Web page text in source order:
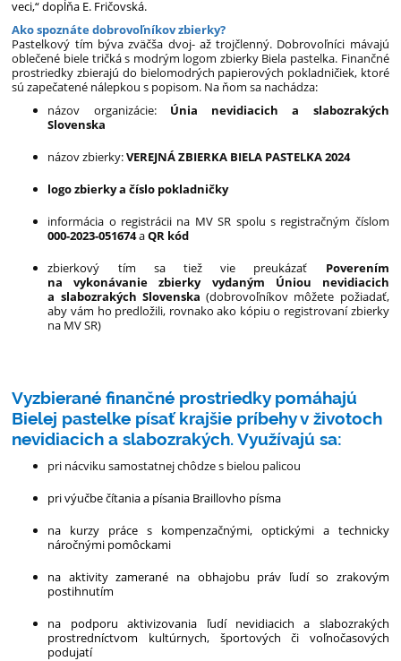
veci,“ dopĺňa E. Fričovská.
Ako spoznáte dobrovoľníkov zbierky?
Pastelkový tím býva zväčša dvoj- až trojčlenný. Dobrovoľníci mávajú
oblečené biele tričká s modrým logom zbierky Biela pastelka. Finančné
prostriedky zbierajú do bielomodrých papierových pokladničiek, ktoré
sú zapečatené nálepkou s popisom. Na ňom sa nachádza:
názov organizácie: Únia nevidiacich a slabozrakých
Slovenska
názov zbierky:VEREJNÁ ZBIERKA BIELA PASTELKA 2024
logo zbierky a číslo pokladničky
informácia o registrácii na MV SR spolu s registračným číslom
000-2023-051674aQR kód
zbierkový tím sa tiež vie preukázať Poverením
na vykonávanie zbierky vydaným Úniou nevidiacich
a slabozrakých Slovenska(dobrovoľníkov môžete požiadať,
aby vám ho predložili, rovnako ako kópiu o registrovaní zbierky
na MV SR)
Vyzbierané finančné prostriedky pomáhajú
Bielej pastelke písať krajšie príbehy v životoch
nevidiacich a slabozrakých. Využívajú sa:
pri nácviku samostatnej chôdze s bielou palicou
pri výučbe čítania a písania Braillovho písma
na kurzy práce s kompenzačnými, optickými a technicky
náročnými pomôckami
na aktivity zamerané na obhajobu práv ľudí so zrakovým
postihnutím
na podporu aktivizovania ľudí nevidiacich a slabozrakých
prostredníctvom kultúrnych, športových či voľnočasových
podujatí